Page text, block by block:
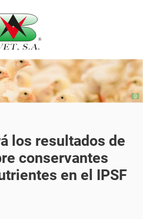
los resultados de
conservantes
en el IPSF